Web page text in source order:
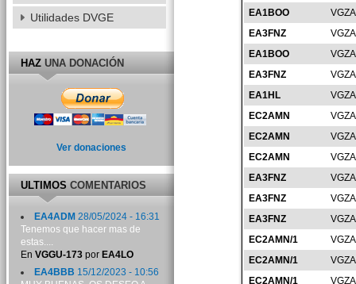
EA1BOO
EA3FNZ
EA1BOO
EA3FNZ
EA1HL
EC2AMN
EC2AMN
EC2AMN
EA3FNZ
EA3FNZ
EA3FNZ
EC2AMN/1
EC2AMN/1
EC2AMN/1
Utilidades DVGE
HAZUNA DONACIÓN
Ver donaciones
ULTIMOSCOMENTARIOS
EA4ADM 28/05/2024 - 16:31
Tenemos que hacer mas de
estas....
En VGGU-173por EA4LO
EA4BBB 15/12/2023 - 10:56